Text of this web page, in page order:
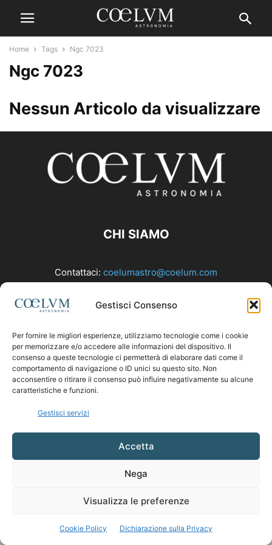
Gestisci Consenso
Per fornire le migliori esperienze, utilizziamo tecnologie come i cookie
per memorizzare e/o accedere alle informazioni del dispositivo. Il
consenso a queste tecnologie ci permetterà di elaborare dati come il
comportamento di navigazione o ID unici su questo sito. Non
acconsentire o ritirare il consenso può influire negativamente su alcune
caratteristiche e funzioni.
Gestisci servizi
Accetta
Nega
Visualizza le preferenze
Cookie Policy Dichiarazione sulla Privacy
Home Tags Ngc 7023
Ngc 7023
Nessun Articolo da visualizzare
CHI SIAMO
Contattaci: coelumastro@coelum.com
SEGUICI